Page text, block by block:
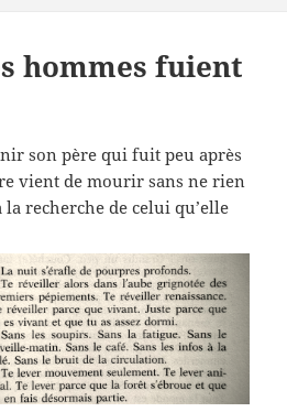
hommes fuient
son père qui fuit peu après
vient de mourir sans ne rien
recherche de celui qu’elle